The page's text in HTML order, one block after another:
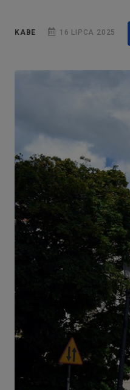
KABE 16 LIPCA 2025